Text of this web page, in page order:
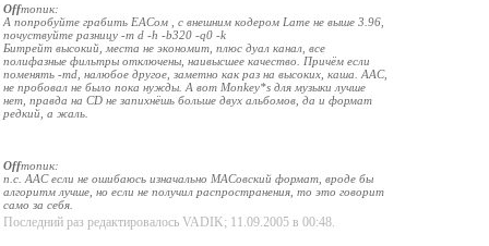
Offтопик:
А попробуйте грабить EACом , с внешним кодером Lame не выше 3.96,
почуствуйте разницу -m d -h -b320 -q0 -k
Битрейт высокий, места не экономит, плюс дуал канал, все
полифазные фильтры отключены, наивысшее качество. Причём если
поменять -md, налюбое другое, заметно как раз на высоких, каша. AAC,
не пробовал не было пока нужды. А вот Monkey*s для музыки лучше
нет, правда на CD не запихнёшь больше двух альбомов, да и формат
редкий, а жаль.
Offтопик:
п.с. AAC если не ошибаюсь изначально MACовский формат, вроде бы
алгоритм лучше, но если не получил распространения, то это говорит
само за себя.
Последний раз редактировалось VADIK; 11.09.2005 в 00:48.